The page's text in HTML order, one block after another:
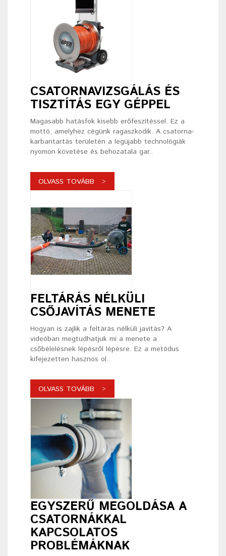
CSATORNAVIZSGÁLÁS ÉS
TISZTÍTÁS EGY GÉPPEL
Magasabb hatásfok kisebb erőfeszítéssel. Ez a
mottó, amelyhez cégünk ragaszkodik. A csatorna-
karbantartás területén a legújabb technológiák
nyomon követése és behozatala gar..
OLVASS TOVÁBB
FELTÁRÁS NÉLKÜLI
CSŐJAVÍTÁS MENETE
Hogyan is zajlik a feltárás nélküli javítás? A
videóban megtudhatjuk mi a menete a
csőbélelésnek lépésről lépésre. Ez a metódus
kifejezetten hasznos ol..
OLVASS TOVÁBB
EGYSZERŰ MEGOLDÁSA A
CSATORNÁKKAL
KAPCSOLATOS
PROBLÉMÁKNAK